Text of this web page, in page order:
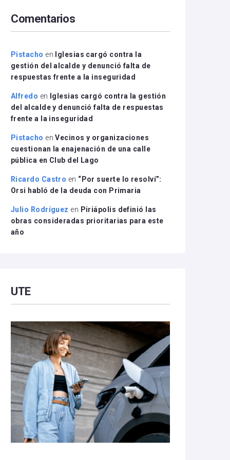
disminuir
el
Comentarios
Pistacho en
Iglesias cargó contra la
gestión del alcalde y denunció falta de
respuestas frente a la inseguridad
Alfredo en
Iglesias cargó contra la gestión
del alcalde y denunció falta de respuestas
frente a la inseguridad
Pistacho enVecinos y organizaciones
cuestionan la enajenación de una calle
pública en Club del Lago
Ricardo Castro en “Por suerte lo resolví”:
Orsi habló de la deuda con Primaria
Julio Rodríguez en Piriápolis definió las
obras consideradas prioritarias para este
año
UTE